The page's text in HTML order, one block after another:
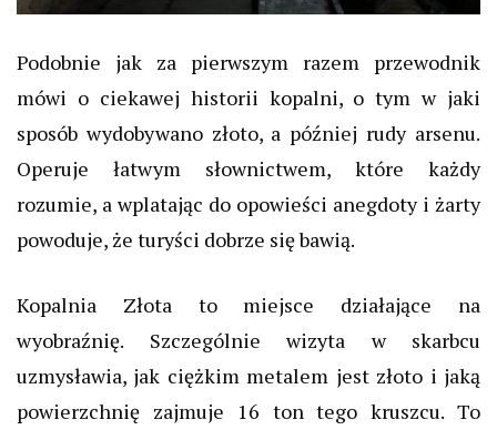
Podobnie jak za pierwszym razem przewodnik
mówi o ciekawej historii kopalni, o tym w jaki
sposób wydobywano złoto, a później rudy arsenu.
Operuje łatwym słownictwem, które każdy
rozumie, a wplatając do opowieści anegdoty i żarty
powoduje, że turyści dobrze się bawią.
Kopalnia Złota to miejsce działające na
wyobraźnię. Szczególnie wizyta w skarbcu
uzmysławia, jak ciężkim metalem jest złoto i jaką
powierzchnię zajmuje 16 ton tego kruszcu. To